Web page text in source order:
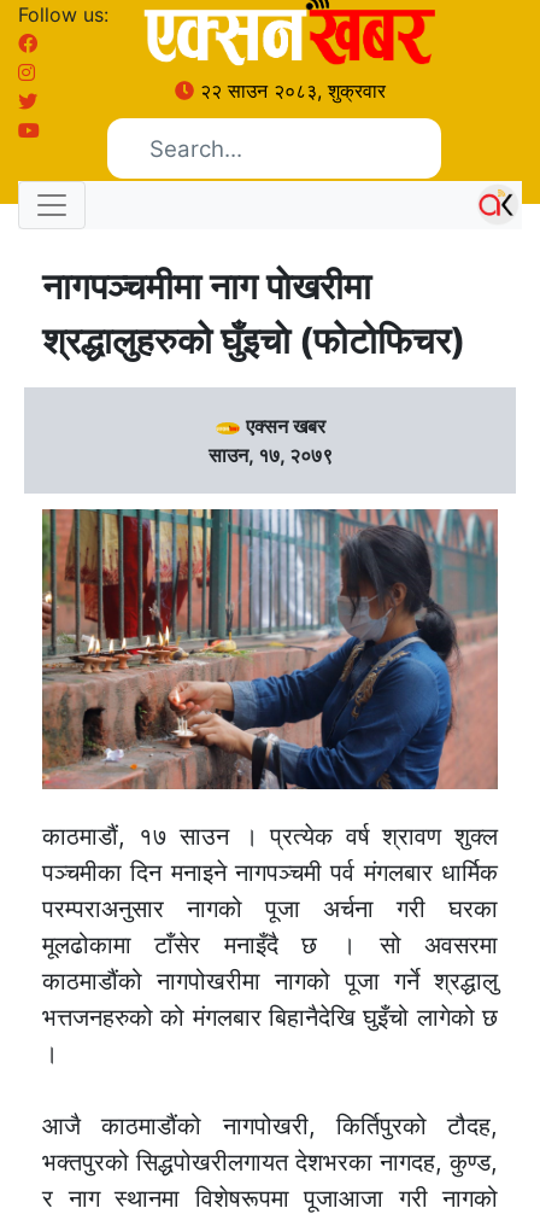
Follow us:
२२ साउन २०८३, शुक्रवार
नागपञ्चमीमा नाग पाेखरीमा
श्रद्धालुहरुको घुँइचाे (फोटोफिचर)
एक्सन खबर
साउन, १७, २०७९
काठमाडौं, १७ साउन । प्रत्येक वर्ष श्रावण शुक्ल
पञ्चमीका दिन मनाइने नागपञ्चमी पर्व मंगलबार धार्मिक
परम्पराअनुसार नागको पूजा अर्चना गरी घरका
मूलढोकामा टाँसेर मनाइँदै छ । सो अवसरमा
काठमाडौंको नागपोखरीमा नागको पूजा गर्ने श्रद्धालु
भत्तजनहरुको को मंगलबार बिहानैदेखि घुइँचो लागेको छ
।
आजै काठमाडौंको नागपोखरी, किर्तिपुरको टौदह,
भक्तपुरको सिद्धपोखरीलगायत देशभरका नागदह, कुण्ड,
र नाग स्थानमा विशेषरूपमा पूजाआजा गरी नागको